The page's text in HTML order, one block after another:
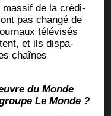
mas­sif de la cré­di­
pas chan­gé de
télé­vi­sés
et ils dis­pa­
chaînes
du Monde
Le Monde ?